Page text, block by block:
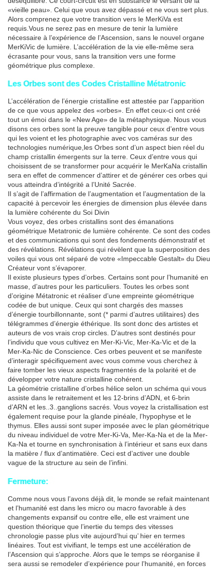
«vieille peau». Celui que vous avez dépassé et ne vous sert plus.
Alors comprenez que votre transition vers le MerKiVa est
requis.Vous ne serez pas en mesure de tenir la lumière
nécessaire à l’expérience de l’Ascension, sans le nouvel organe
MerKiVic de lumière. L’accélération de la vie elle-même sera
écrasante pour vous, sans la transition vers une forme
géométrique plus complexe.
Les Orbes sont des Codes Cristalline Métatronic
L’accélération de l’énergie cristalline est attestée par l’apparition
de ce que vous appelez des «orbes». En effet ceux-ci ont créé
tout un émoi dans le «New Age» de la métaphysique. Nous vous
disons ces orbes sont la preuve tangible pour ceux d’entre vous
qui les voient et les photographie avec vos caméras sur des
technologies numérique,les Orbes sont d’un aspect bien réel du
champ cristallin émergents sur la terre. Ceux d’entre vous qui
choisissent de se transformer pour acquérir le MerKaNa cristallin
sera en effet de commencer d’attirer et de générer ces orbes qui
vous atteindra d’intégrité a l’Unité Sacrée.
Il s’agit de l’affirmation de l’augmentation et l’augmentation de la
capacité à percevoir les énergies de dimension plus élevée dans
la lumière cohérente du Soi Divin
Vous voyez, des orbes cristallins sont des émanations
géométrique Metatronic de lumière cohérente. Ce sont des codes
et des communications qui sont des fondements démonstratif et
des révélations. Révélations qui révèlent que la superposition des
voiles qui vous ont séparé de votre «Impeccable Gestalt» du Dieu
Créateur vont s’évaporer.
Il existe plusieurs types d’orbes. Certains sont pour l’humanité en
masse, d’autres pour les particuliers. Toutes les orbes sont
d’origine Métatronic et réaliser d’une empreinte géométrique
codée de but unique. Ceux qui sont chargés des masses
d’énergie tourbillonnante, sont (* parmi d’autres utilitaires) des
télégrammes d’énergie éthérique. Ils sont donc des artistes et
auteurs de vos vrais crop circles. D’autres sont destinés pour
l’individu que vous cultivez en Mer-Ki-Vic, Mer-Ka-Vic et de la
Mer-Ka-Nic de Conscience. Ces orbes peuvent et se manifeste
d’interagir spécifiquement avec vous comme vous cherchez à
faire tomber les vieux aspects fragmentés de la polarité et de
développer votre nature cristalline cohérent.
La géométrie cristalline d’orbes hélice selon un schéma qui vous
assiste dans le retraitement et les 12-brins d’ADN, et 6-brin
d’ARN et les..3..ganglions sacrés. Vous voyez la cristallisation est
également requise pour la glande pinéale, l’hypophyse et le
thymus. Elles aussi sont super imposée avec le plan géométrique
du niveau individuel de votre Mer-Ki-Va, Mer-Ka-Na et de la Mer-
Ka-Na et tourne en synchronisation à l’intérieur et sans eux dans
la matière / flux d’antimatière. Ceci est d’activer une double
vague de la structure au sein de l’infini.
Fermeture:
Comme nous vous l’avons déjà dit, le monde se refait maintenant
et l’humanité est dans les micro ou macro favorable à des
changements expansif ou contre elle, elle est vraiment une
question théorique que l’inertie du temps des vitesses
chronologie passe plus vite aujourd’hui qu’ hier en termes
linéaires. Tout est vivifiant, le temps est une accélération de
l’Ascension qui s’approche. Alors que le temps se réorganise il
sera aussi se remodeler d’expérience pour l’humanité, en forces